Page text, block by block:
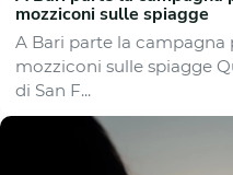
mozziconi sulle spiagge
A Bari parte la
mozziconi sulle spiagge
di San F...